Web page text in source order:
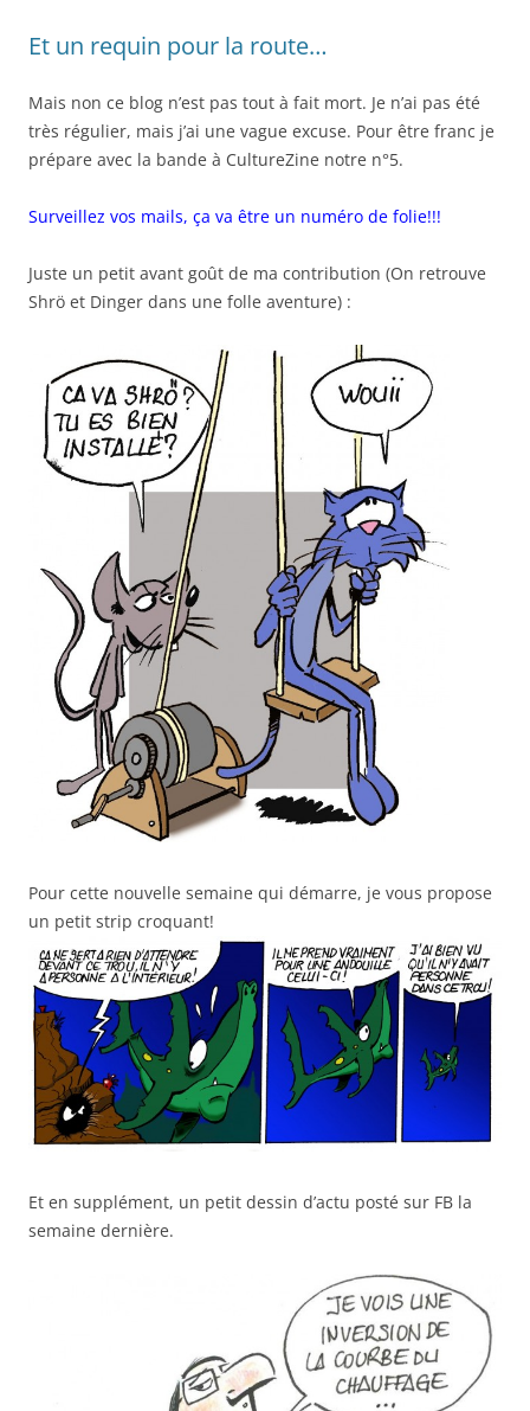
Et un requin pour la route…
Mais non ce blog n’est pas tout à fait mort. Je n’ai pas été
très régulier, mais j’ai une vague excuse. Pour être franc je
prépare avec la bande à CultureZine notre n°5.
Surveillez vos mails, ça va être un numéro de folie!!!
Juste un petit avant goût de ma contribution (On retrouve
Shrö et Dinger dans une folle aventure) :
Pour cette nouvelle semaine qui démarre, je vous propose
un petit strip croquant!
Et en supplément, un petit dessin d’actu posté sur FB la
semaine dernière.